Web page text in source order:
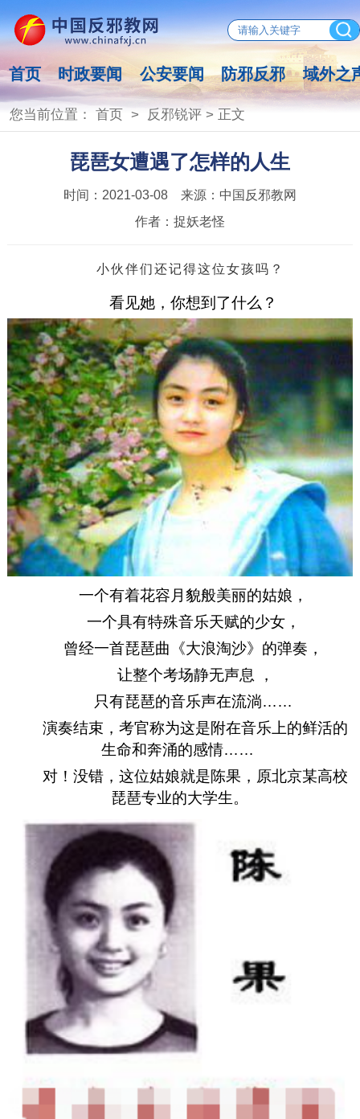
首页 时政要闻 公安要闻 防邪反邪 域外之
您当前位置： 首页> 反邪锐评> 正文
琵琶女遭遇了怎样的人生
时间： 2021-03-08 来源： 中国反邪教网
作者： 捉妖老怪
小伙伴们还记得这位女孩吗？
看见她，你想到了什么？
一个有着花容月貌般美丽的姑娘，
一个具有特殊音乐天赋的少女，
曾经一首琵琶曲《大浪淘沙》的弹奏，
让整个考场静无声息 ，
只有琵琶的音乐声在流淌……
演奏结束，考官称为这是附在音乐上的鲜活的
生命和奔涌的感情……
对！没错，这位姑娘就是陈果，原北京某高校
琵琶专业的大学生。